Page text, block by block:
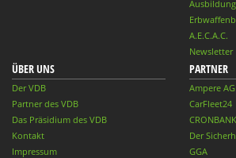
A.E.C.A.C.
Newsletter
ÜBER UNS
Der VDB
Partner des VDB
Das Präsidium des VDB
Kontakt
Impressum
PARTNER
Ampere AG
CarFleet24
Der
GGA